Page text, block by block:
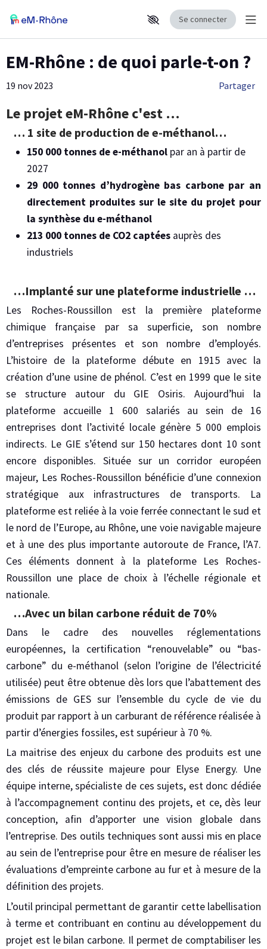
Se connecter
eM-Rhône : de quoi parle-t-on ?
19 nov 2023 Partager
Le projet eM-Rhône c'est …
… 1 site de production de e-méthanol…
150 000 tonnes de e-méthanol par an à partir de
2027
29 000 tonnes d’hydrogène bas carbone par an
directement produites sur le site du projet pour
la synthèse du e-méthanol
213 000 tonnes de CO2 captées auprès des
industriels
…implanté sur une plateforme industrielle …
Les Roches-Roussillon est la première plateforme
chimique française par sa superficie, son nombre
d’entreprises présentes et son nombre d’employés.
L’histoire de la plateforme débute en 1915 avec la
création d’une usine de phénol. C’est en 1999 que le site
se structure autour du GIE Osiris. Aujourd’hui la
plateforme accueille 1 600 salariés au sein de 16
entreprises dont l’activité locale génère 5 000 emplois
indirects. Le GIE s’étend sur 150 hectares dont 10 sont
encore disponibles. Située sur un corridor européen
majeur, Les Roches-Roussillon bénéficie d’une connexion
stratégique aux infrastructures de transports. La
plateforme est reliée à la voie ferrée connectant le sud et
le nord de l’Europe, au Rhône, une voie navigable majeure
et à une des plus importante autoroute de France, l’A7.
Ces éléments donnent à la plateforme Les Roches-
Roussillon une place de choix à l’échelle régionale et
nationale.
…avec un bilan carbone réduit de 70%
Dans le cadre des nouvelles réglementations
européennes, la certification “renouvelable” ou “bas-
carbone” du e-méthanol (selon l’origine de l’électricité
utilisée) peut être obtenue dès lors que l’abattement des
émissions de GES sur l’ensemble du cycle de vie du
produit par rapport à un carburant de référence réalisée à
partir d’énergies fossiles, est supérieur à 70 %.
La maitrise des enjeux du carbone des produits est une
des clés de réussite majeure pour Elyse Energy. Une
équipe interne, spécialiste de ces sujets, est donc dédiée
à l’accompagnement continu des projets, et ce, dès leur
conception, afin d’apporter une vision globale dans
l’entreprise. Des outils techniques sont aussi mis en place
au sein de l’entreprise pour être en mesure de réaliser les
évaluations d’empreinte carbone au fur et à mesure de la
définition des projets.
L’outil principal permettant de garantir cette labellisation
à terme et contribuant en continu au développement du
projet est le bilan carbone. Il permet de comptabiliser les